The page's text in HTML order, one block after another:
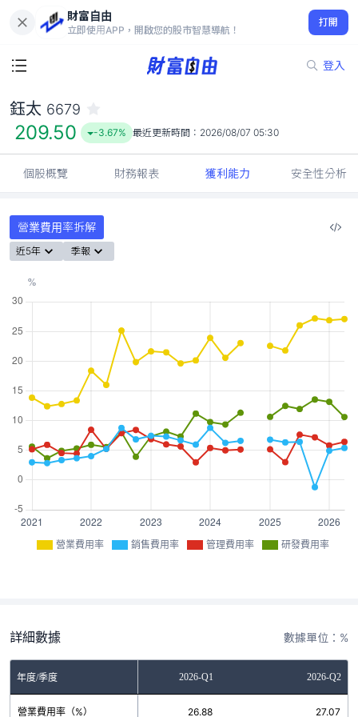
財富自由
立即使用APP，開啟您的股市智慧導航！
打開
登入
209.50
-3.67%
鈺太 6679
209.50 -3.67% 最近更新時間： 2026/08/07 05:30
個股概覽 財務報表 獲利能力 安全性分析
營業費用率拆解
近5年 季報
營業費用率 銷售費用率 管理費用率 研發費用率
詳細數據 數據單位：%
年度/季度2025-Q4 2026-Q1 2026-Q2
營業費用率（%）
27.19 26.88 27.07